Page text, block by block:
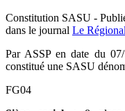
Constitution SASU -
dans le journal Le
Par ASSP en date du
constitué une SASU
FG04